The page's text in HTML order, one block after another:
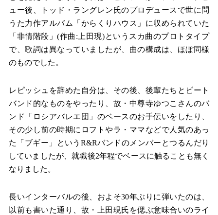
ュー後、トッド・ラングレン氏のプロデュースで世に問
うた力作アルバム「からくりハウス」に収められていた
「非情階段」(作曲:上田現)というスカ曲のプロトタイプ
で、歌詞は異なっていましたが、曲の構成は、ほぼ同様
のものでした。
レピッシュを辞めた自分は、その後、後輩たちとビート
バンド的なものをやったり、故・中尊寺ゆつこさんのバ
ンド「ロシアバレエ団」のベースのお手伝いをしたり、
その少し前の時期にロフトやラ・ママなどで人気のあっ
た「ブギー」というR&Rバンドのメンバーとつるんだり
していましたが、就職後2年程でベースに触ることも無く
なりました。
長いインターバルの後、およそ30年ぶりに弾いたのは、
以前も書いた通り、故・上田現氏を偲ぶ意味合いのライ